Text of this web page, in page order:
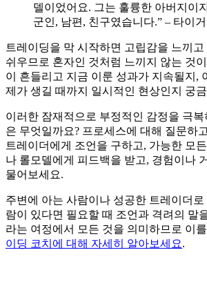
델이었어요. 그는 훌륭한 아버지이
군인, 남편, 친구였습니다.” – 타이
트레이딩을 막 시작하면 고립감을 느끼고
쉬우므로 혼자인 것처럼 느끼지 않는 것
이 흔들리고 지금 이룬 성과가 지속될지,
제가 생길 때까지 일시적인 현상인지 궁
이러한 잠재적으로 부정적인 감정을 극
은 무엇일까요? 프로세스에 대해 질문하
트레이더에게 조언을 구하고, 가능한 모
나 롤모델에게 피드백을 받고, 경험이나
물어보세요.
주변에 아는 사람이나 성공한 트레이더
람이 있다면 필요할 때 조언과 격려의 말
라는 여정에서 모든 것을 의미하므로 이
이딩 코치에 대해 자세히 알아보세요.